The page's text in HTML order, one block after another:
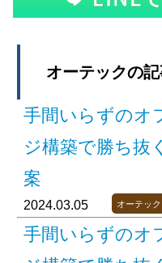
オーテックの
手間いらずのオ
ジ構築で勝ち抜
案
2024.03.05 オーテック
手間いらずのオ